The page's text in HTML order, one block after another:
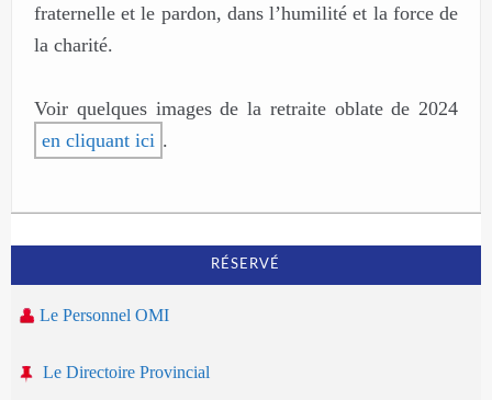
fraternelle et le pardon, dans l’humilité et la force de
la charité.
Voir quelques images de la retraite oblate de 2024
en cliquant ici .
RÉSERVÉ
Le Personnel OMI
Le Directoire Provincial